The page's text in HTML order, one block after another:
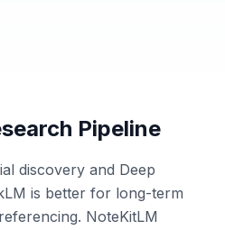
Pipeline
discovery and Deep
is better for long-term
NoteKitLM